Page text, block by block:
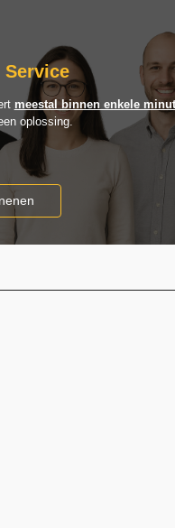
Service
meestal binnen enkele
oplossing.